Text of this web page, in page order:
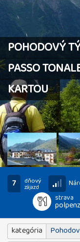
POHODOVÝ
PASSO
KARTOU
23
fotografií
7 dňový
zájazd
strava
kategória